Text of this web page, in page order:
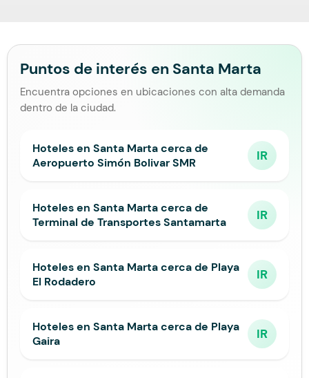
Puntos de interés en Santa Marta
Encuentra opciones en ubicaciones con alta demanda
dentro de la ciudad.
Hoteles en Santa Marta cerca de
Aeropuerto Simón Bolivar SMR
IR
Hoteles en Santa Marta cerca de
Terminal de Transportes Santamarta
IR
Hoteles en Santa Marta cerca de Playa
El Rodadero
IR
Hoteles en Santa Marta cerca de Playa
Gaira
IR